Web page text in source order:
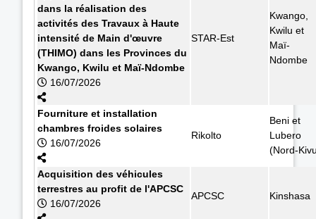
dans la réalisation des
activités des Travaux à Haute
intensité de Main d'œuvre
(THIMO) dans les Provinces du
Kwango, Kwilu et Maï-Ndombe
16/07/2026
STAR-Est
Kwango,
Kwilu et
Maï-
Ndombe
Fourniture et installation
chambres froides solaires
16/07/2026
Rikolto
Beni et
Lubero
(Nord-
Acquisition des véhicules
terrestres au profit de l'APCSC
16/07/2026
APCSC Kinshasa